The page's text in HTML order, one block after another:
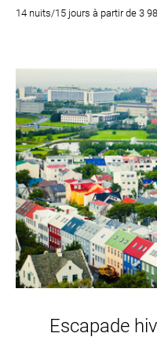
Veidivötn.. Les sources
14 nuits/15 jours à partir de 3
Escapade